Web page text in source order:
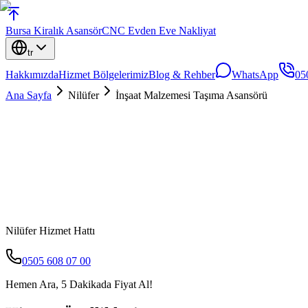
Bursa Kiralık AsansörCNC Evden Eve Nakliyat
tr
HakkımızdaHizmet BölgelerimizBlog & Rehber WhatsApp
Ana Sayfa
Nilüfer İnşaat Malzemesi Taşıma Asansörü
NilüferHizmet Hattı
0505 608 07 00
Hemen Ara, 5 Dakikada Fiyat Al!